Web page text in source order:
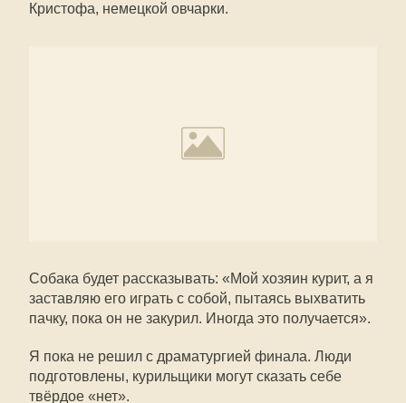
Кристофа, немецкой овчарки.
Собака будет рассказывать: «Мой хозяин курит, а я
заставляю его играть с собой, пытаясь выхватить
пачку, пока он не закурил. Иногда это получается».
Я пока не решил с драматургией финала. Люди
подготовлены, курильщики могут сказать себе
твёрдое «нет».